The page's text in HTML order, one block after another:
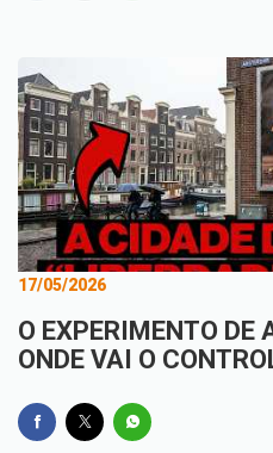
17/05/2026
O EXPERIMENTO DE
ONDE VAI O